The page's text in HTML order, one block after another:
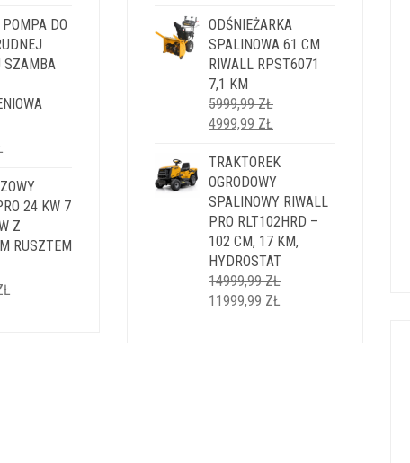
WYNOSI:
1199,99 ZŁ.
DO
SZAMBA
24 KW 7
Z
RUSZTEM
WYNOSIŁA:
2499,99 ZŁ.
WYNOSI:
1999,99 ZŁ.
ODŚNIEŻARKA
SPALINOWA 61 CM
RIWALL RPST6071
7,1 KM
5999,99ZŁ
PIERWOTNA
WYNOSIŁA:
5999,99 ZŁ.
4999,99 ZŁ
WYNOSI:
4999,99 ZŁ.
TRAKTOREK
OGRODOWY
SPALINOWY RIWALL
PRO RLT102HRD –
102 CM, 17 KM,
HYDROSTAT
14999,99ZŁ
PIERWOTNA
11999,99 ZŁ